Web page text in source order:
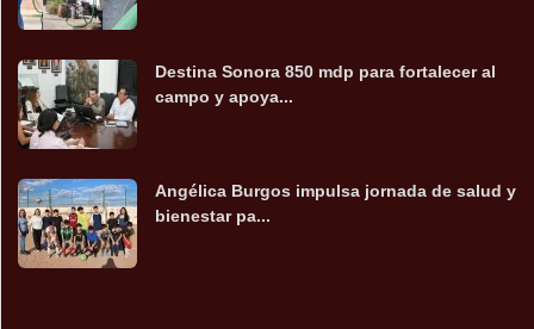
Destina Sonora 850 mdp para fortalecer al
campo y apoya...
Angélica Burgos impulsa jornada de salud y
bienestar pa...